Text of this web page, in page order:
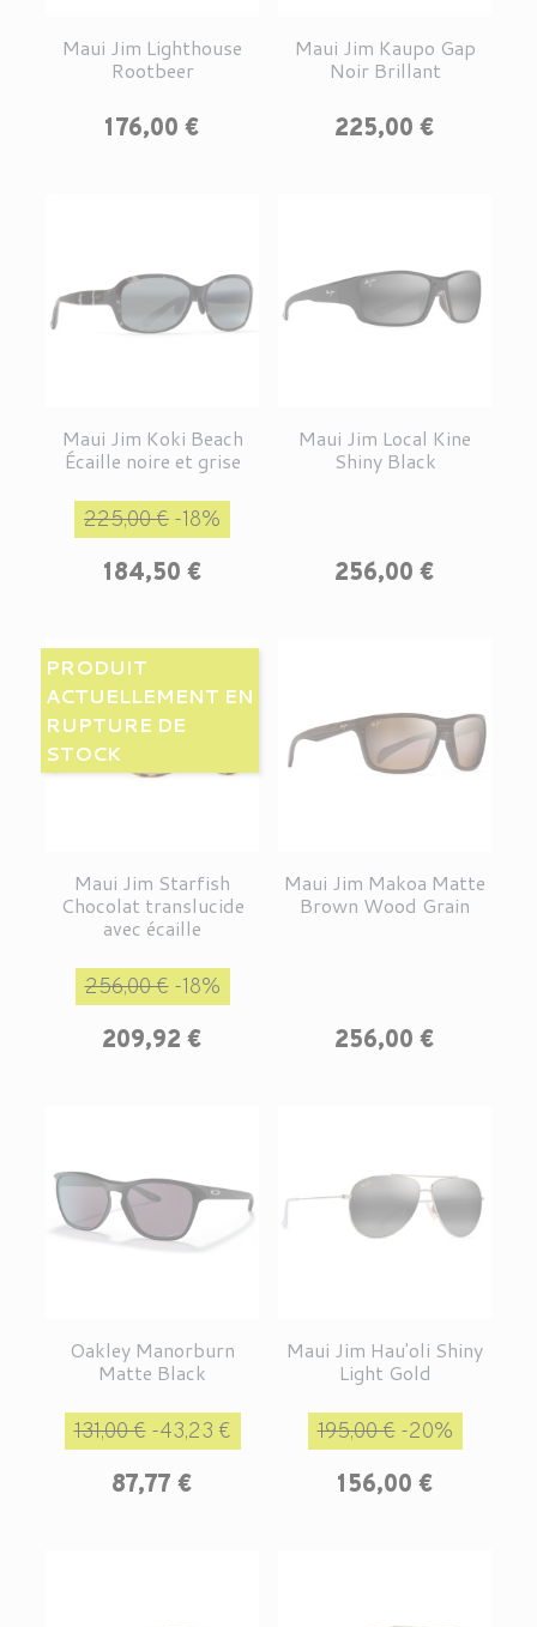
Maui Jim Lighthouse
Rootbeer
Prix
176,00 €
Maui Jim Kaupo Gap
Noir Brillant
Prix
225,00 €
Maui Jim Koki Beach
Écaille noire et grise
Prix de base
225,00 € -18%
184,50 €
Maui Jim Local Kine
Shiny Black
Prix
256,00 €
Maui Jim Starfish
Chocolat translucide
avec écaille
Prix de base
256,00 €-18%
209,92 €
PRODUIT
ACTUELLEMENT EN
RUPTURE DE
STOCK
Maui Jim Makoa Matte
Brown Wood Grain
Prix
256,00 €
Oakley Manorburn
Matte Black
Prix de base
131,00 €-43,23 €
87,77 €
Maui Jim Hau'oli Shiny
Light Gold
Prix de base
195,00 €-20%
156,00 €